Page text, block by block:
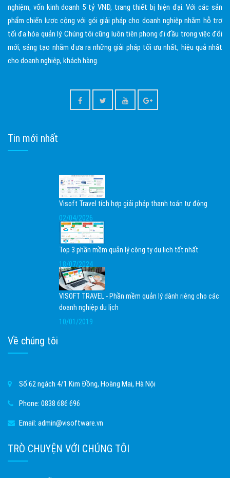
nghiệm, vốn kinh doanh 5 tỷ VNĐ, trang thiết bị hiện đại. Với các sản
phẩm chiến lược cộng với gói giải pháp cho doanh nghiệp nhằm hỗ trợ
tối đa hóa quản lý. Chúng tôi cũng luôn tiên phong đi đầu trong việc đổi
mới, sáng tạo nhằm đưa ra những giải pháp tối ưu nhất, hiệu quả nhất
cho doanh nghiệp, khách hàng.
Tin mới nhất
Visoft Travel tích hợp giải pháp thanh toán tự động
02/04/2026
Top 3 phần mềm quản lý công ty du lịch tốt nhất
18/07/2024
VISOFT TRAVEL - Phần mềm quản lý dành riêng cho các
doanh nghiệp du lịch
10/01/2019
Về chúng tôi
Số 62 ngách 4/1 Kim Đồng, Hoàng Mai, Hà Nội
Phone: 0838 686 696
Email: admin@visoftware.vn
TRÒ CHUYỆN VỚI CHÚNG TÔI